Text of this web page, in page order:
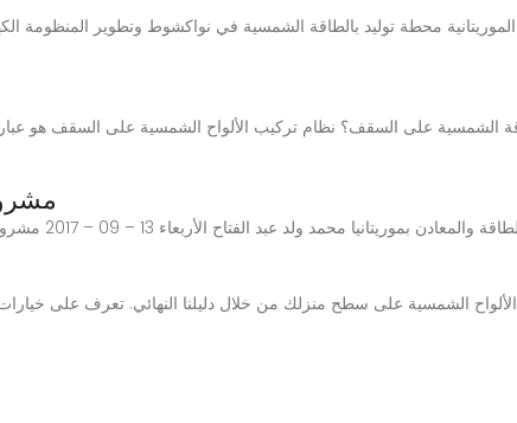
الشمسية على السقف؟ نظام تركيب الألواح الشمسية على السقف هو